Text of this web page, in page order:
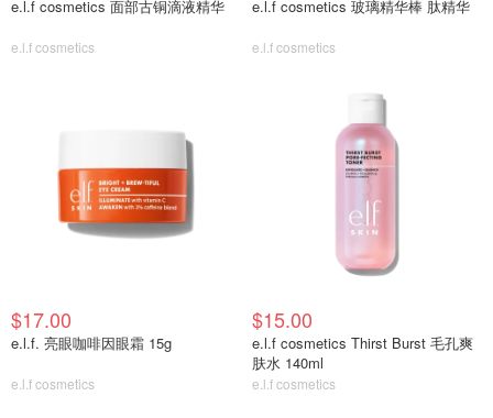
e.l.f cosmetics 面部古铜滴液精华
e.l.f cosmetics
e.l.f cosmetics 玻璃精华棒 肽精华
e.l.f cosmetics
$17.00
e.l.f. 亮眼咖啡因眼霜 15g
e.l.f cosmetics
$15.00
e.l.f cosmetics Thirst Burst 毛孔爽
肤水 140ml
e.l.f cosmetics